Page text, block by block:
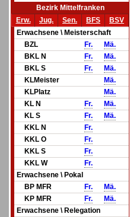
Bezirk Mittelfranken
Erw.
Jug. Sen. BFS
BSV
Erwachsene \ Meisterschaft
BZL
Fr.
Mä.
BKL N
Fr.
Mä.
BKL S
Fr.
Mä.
KLMeister
Mä.
KLPlatz
Mä.
KL N
Fr.
Mä.
KL S
Fr.
Mä.
KKL N
Fr.
KKL O
Fr.
KKL S
Fr.
KKL W
Fr.
Erwachsene \ Pokal
BP MFR
Fr.
Mä.
KP MFR
Fr.
Mä.
Erwachsene \ Relegation